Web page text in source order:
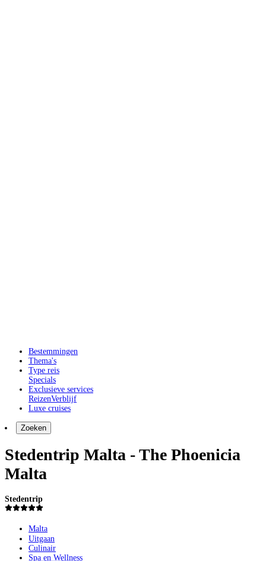
Bestemmingen
Thema's
Type reis
Specials
Exclusieve services
ReizenVerblijf
Luxe cruises
Zoeken
Stedentrip Malta - The Phoenicia
Malta
Stedentrip
Malta
Uitgaan
Culinair
Spa en Wellness